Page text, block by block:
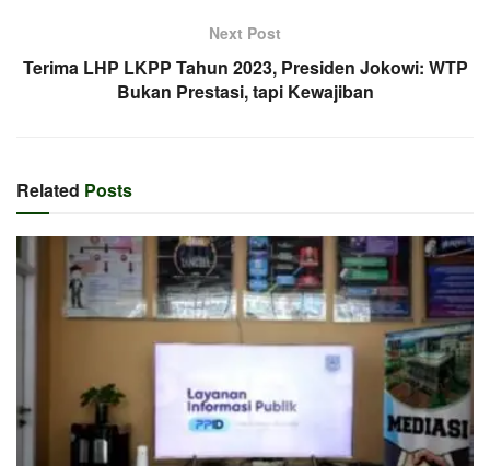
Next Post
Terima LHP LKPP Tahun 2023, Presiden Jokowi: WTP
Bukan Prestasi, tapi Kewajiban
Related Posts